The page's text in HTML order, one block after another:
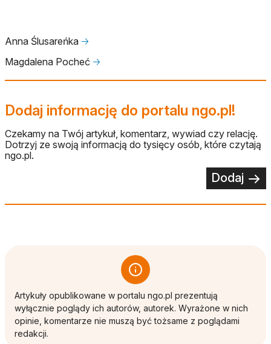
Anna Ślusareńka 🡢
Magdalena Pocheć 🡢
Dodaj informację do portalu ngo.pl!
Czekamy na Twój artykuł, komentarz, wywiad czy relację.
Dotrzyj ze swoją informacją do tysięcy osób, które czytają
ngo.pl.
Dodaj
Artykuły opublikowane w portalu ngo.pl prezentują
wyłącznie poglądy ich autorów, autorek. Wyrażone w nich
opinie, komentarze nie muszą być tożsame z poglądami
redakcji.